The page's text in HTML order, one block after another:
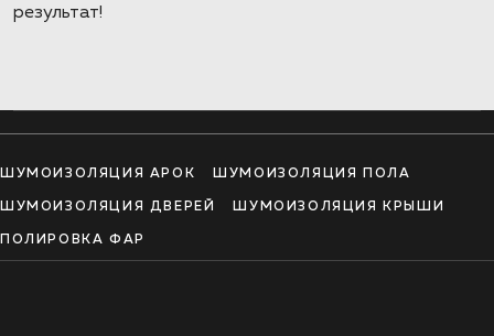
результат!
ШУМОИЗОЛЯЦИЯ АРОК ШУМОИЗОЛЯЦИЯ ПОЛА
ШУМОИЗОЛЯЦИЯ ДВЕРЕЙ ШУМОИЗОЛЯЦИЯ КРЫШИ
ПОЛИРОВКА ФАР